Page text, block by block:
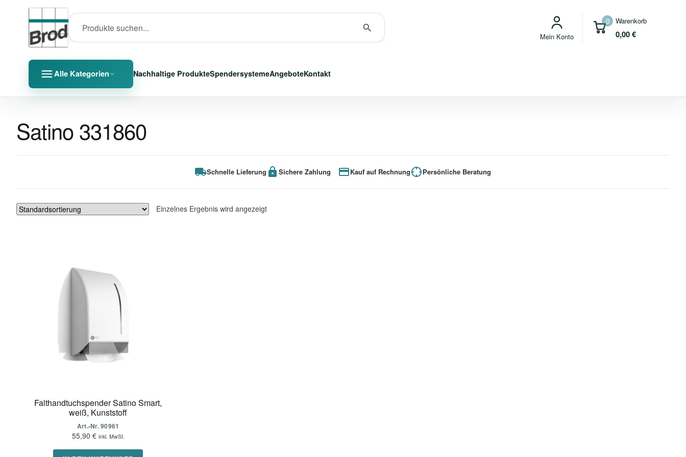
0 Warenkorb
0,00€
Mein Konto
Alle Kategorien Nachhaltige ProdukteSpendersystemeAngeboteKontakt
Satino 331860
Schnelle Lieferung Sichere Zahlung Kauf auf Rechnung Persönliche Beratung
Einzelnes Ergebnis wird angezeigt
Falthandtuchspender Satino Smart,
weiß, Kunststoff
Art.-Nr. 90961
55,90 € inkl. MwSt.